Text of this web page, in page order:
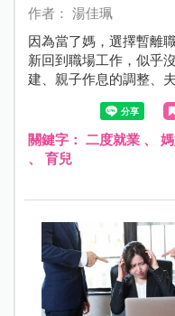
作者： 湯佳珮
因為當了媽，選擇暫離
新回到職場工作，似乎
建、親子作息的調整、
驗，該怎麼面對、處理
關鍵字： 二度就業、
、 育兒